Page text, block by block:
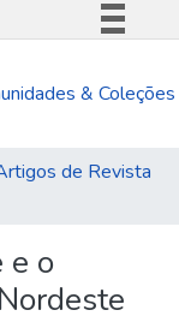
BR
informação
& Coleções
de Revista
e o